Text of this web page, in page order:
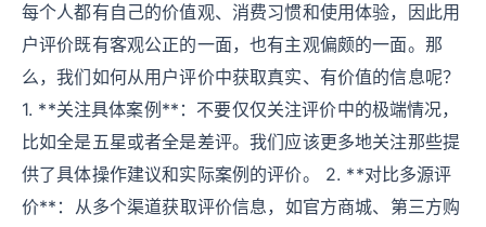
每个人都有自己的价值观、消费习惯和使用体验，因此用
户评价既有客观公正的一面，也有主观偏颇的一面。那
么，我们如何从用户评价中获取真实、有价值的信息呢？
1. **关注具体案例**：不要仅仅关注评价中的极端情况，
比如全是五星或者全是差评。我们应该更多地关注那些提
供了具体操作建议和实际案例的评价。 2. **对比多源评
价**：从多个渠道获取评价信息，如官方商城、第三方购